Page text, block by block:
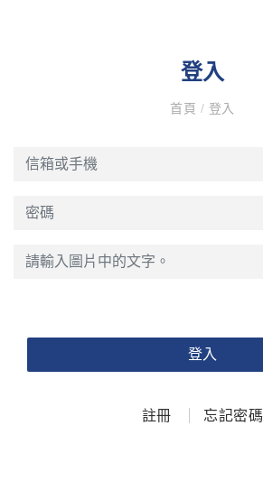
登入
首頁 / 登入
登入
註冊 忘記密碼